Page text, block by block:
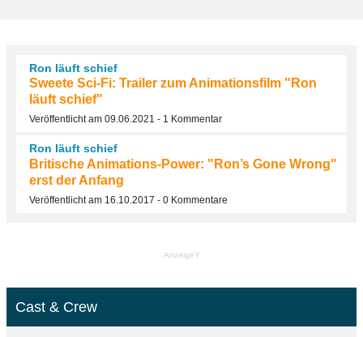
Ron läuft schief
Sweete Sci-Fi: Trailer zum Animationsfilm "Ron
läuft schief"
Veröffentlicht am 09.06.2021 - 1 Kommentar
Ron läuft schief
Britische Animations-Power: "Ron’s Gone Wrong"
erst der Anfang
Veröffentlicht am 16.10.2017 - 0 Kommentare
AnzeigeY
Cast & Crew